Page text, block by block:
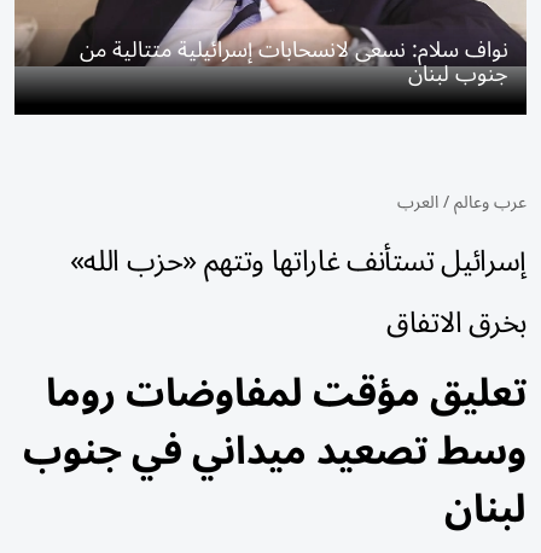
نواف سلام: نسعى لانسحابات إسرائيلية متتالية من
جنوب لبنان
عرب وعالم/العرب
إسرائيل تستأنف غاراتها وتتهم «حزب الله»
بخرق الاتفاق
تعليق مؤقت لمفاوضات روما
وسط تصعيد ميداني في جنوب
لبنان